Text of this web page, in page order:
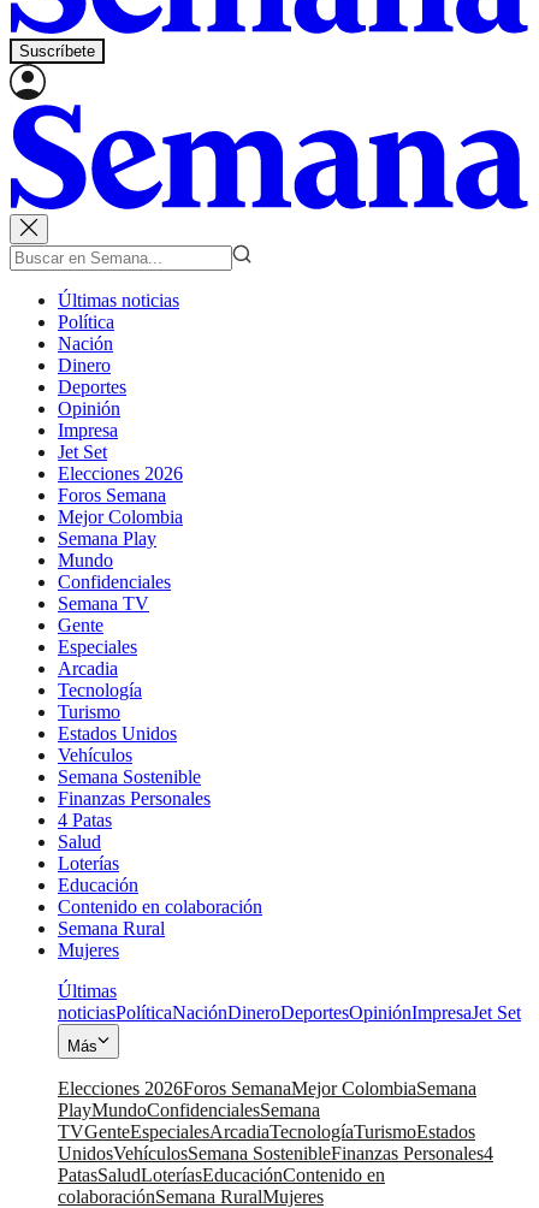
Suscríbete
Últimas noticias
Política
Nación
Dinero
Deportes
Opinión
Impresa
Jet Set
Elecciones 2026
Foros Semana
Mejor Colombia
Semana Play
Mundo
Confidenciales
Semana TV
Gente
Especiales
Arcadia
Tecnología
Turismo
Estados Unidos
Vehículos
Semana Sostenible
Finanzas Personales
4 Patas
Salud
Loterías
Educación
Contenido en colaboración
Semana Rural
Mujeres
Últimas
noticiasPolíticaNaciónDineroDeportesOpiniónImpresaJet Set
Más
Elecciones 2026Foros SemanaMejor ColombiaSemana
PlayMundoConfidencialesSemana
TVGenteEspecialesArcadiaTecnologíaTurismoEstados
UnidosVehículosSemana SostenibleFinanzas Personales4
PatasSaludLoteríasEducaciónContenido en
colaboraciónSemana RuralMujeres